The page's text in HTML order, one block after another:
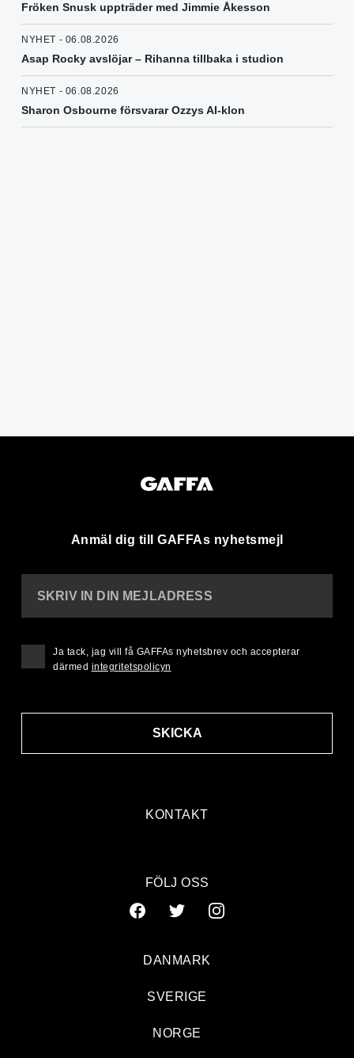
Fröken Snusk uppträder med Jimmie Åkesson
NYHET - 06.08.2026
Asap Rocky avslöjar – Rihanna tillbaka i studion
NYHET - 06.08.2026
Sharon Osbourne försvarar Ozzys AI-klon
Anmäl dig till GAFFAs nyhetsmejl
KONTAKT
SKRIV IN DIN MEJLADRESS
SKICKA
Ja tack, jag vill få GAFFAs nyhetsbrev och accepterar
därmed integritetspolicyn
FÖLJ OSS
DANMARK
SVERIGE
NORGE